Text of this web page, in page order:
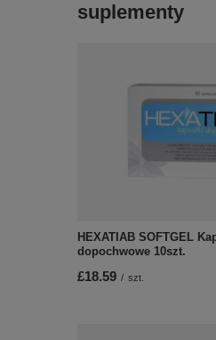
suplementy
HEXATIAB SOFTGEL
dopochwowe 10szt.
£18.59 / szt.